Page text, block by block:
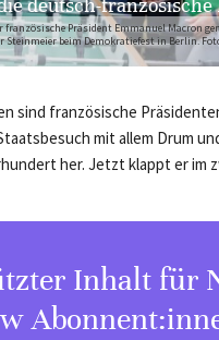
französische Präsident Emmanuel Macron
Steinmeier beim Demokratiefest in Berlin.
deutsch-französische
sind französische
mit allem Drum
her. Jetzt klappt er im
Inhalt für